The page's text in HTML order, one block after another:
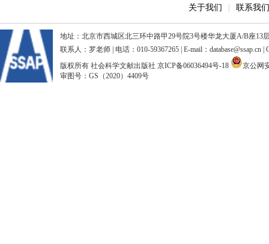
关于我们 联系我们
地址：北京市西城区北三环中路甲29号院3号楼华龙大厦A/B座13
联系人：罗老师 | 电话：010-59367265 | E-mail：database@ssap.cn
版权所有 社会科学文献出版社 京ICP备06036494号-18
京公网
审图号：GS（2020）4409号